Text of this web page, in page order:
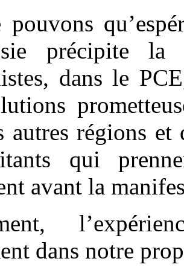
pouvons
précipite la
dans le
autres régions et
qui
avant la
dans notre